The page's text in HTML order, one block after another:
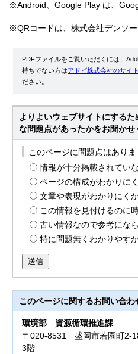
※Android、Google Play は、
※QRコードは、株式会社デンソー
PDFファイルをご覧いただくには、
持ちでない方はアドビ株式会社のサイ
ださい。
よりよいウェブサイトにする
な問題点があったかをお聞かせ
このページに問題点はありま
情報が十分掲載されてい
ページの構成がわかりに
文章や表現がわかりにく
この情報を見付けるのに
古い情報なので参考にな
特に問題無くわかりやす
送信
このページに関するお問い合わ
環境部 資源循環推進課
〒020-8531 盛岡市若園町2-
3階